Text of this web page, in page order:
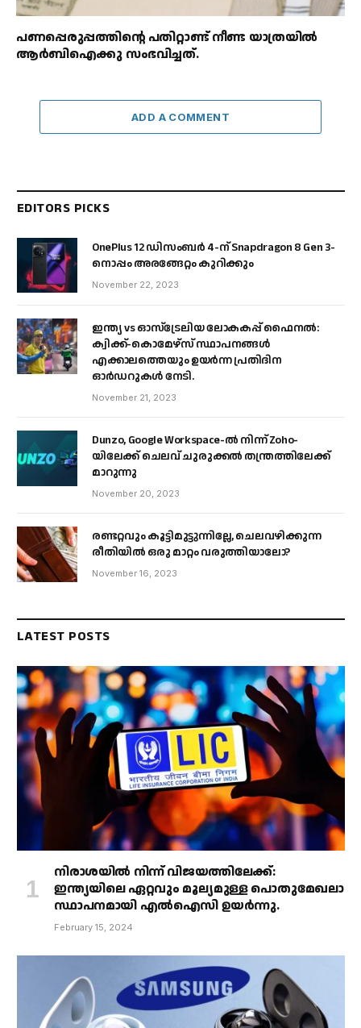
പണപ്പെരുപ്പത്തിന്റെ പതിറ്റാണ്ട് നീണ്ട യാത്രയിൽ
ആർബിഐക്കു സംഭവിച്ചത്.
ADD A COMMENT
EDITORS PICKS
OnePlus 12 ഡിസംബർ 4-ന് Snapdragon 8 Gen 3-
നൊപ്പം അരങ്ങേറ്റം കുറിക്കും
November 22, 2023
ഇന്ത്യ vs ഓസ്‌ട്രേലിയ ലോകകപ്പ് ഫൈനൽ:
ക്വിക്ക്-കൊമേഴ്‌സ് സ്ഥാപനങ്ങൾ
എക്കാലത്തെയും ഉയർന്ന പ്രതിദിന
ഓർഡറുകൾ നേടി.
November 21, 2023
Dunzo, Google Workspace-ൽ നിന്ന് Zoho-
യിലേക്ക് ചെലവ് ചുരുക്കൽ തന്ത്രത്തിലേക്ക്
മാറുന്നു
November 20, 2023
രണ്ടറ്റവും കൂട്ടിമുട്ടുന്നില്ലേ, ചെലവഴിക്കുന്ന
രീതിയിൽ ഒരു മാറ്റം വരുത്തിയാലോ?
November 16, 2023
LATEST POSTS
നിരാശയിൽ നിന്ന് വിജയത്തിലേക്ക്:
ഇന്ത്യയിലെ ഏറ്റവും മൂല്യമുള്ള പൊതുമേഖലാ
സ്ഥാപനമായി എൽഐസി ഉയർന്നു.
February 15, 2024